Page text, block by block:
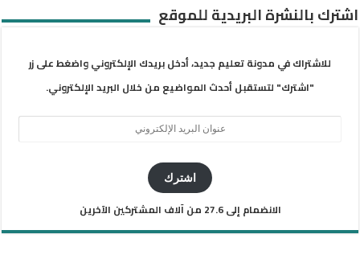
اشترك بالنشرة البريدية للموقع
للاشتراك في مدونة تعليم جديد، أدخل بريدك الإلكتروني واضغط على زر
"اشترك" لتستقبل أحدث المواضيع من خلال البريد الإلكتروني.
اشترك
الانضمام إلى 27.6 من آلاف المشتركين الآخرين